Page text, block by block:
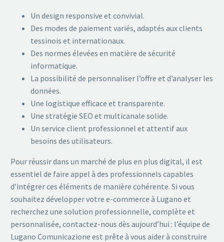
Un design responsive et convivial.
Des modes de paiement variés, adaptés aux clients
tessinois et internationaux.
Des normes élevées en matière de sécurité
informatique.
La possibilité de personnaliser l’offre et d’analyser les
données.
Une logistique efficace et transparente.
Une stratégie SEO et multicanale solide.
Un service client professionnel et attentif aux
besoins des utilisateurs.
Pour réussir dans un marché de plus en plus digital, il est
essentiel de faire appel à des professionnels capables
d’intégrer ces éléments de manière cohérente. Si vous
souhaitez développer votre e-commerce à Lugano et
recherchez une solution professionnelle, complète et
personnalisée, contactez-nous dès aujourd’hui : l’équipe de
Lugano Comunicazione est prête à vous aider à construire